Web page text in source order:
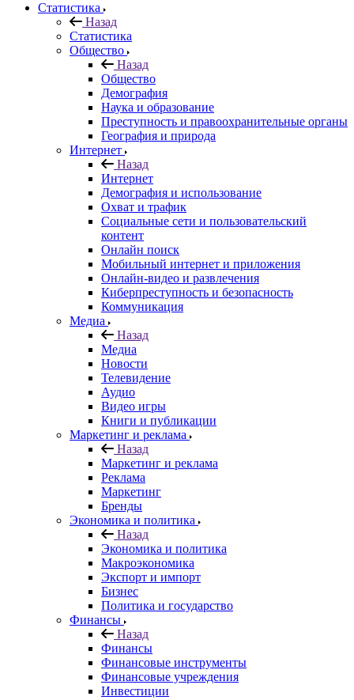
Статистика
Назад
Статистика
Общество
Назад
Общество
Демография
Наука и образование
Преступность и правоохранительные органы
География и природа
Интернет
Назад
Интернет
Демография и использование
Охват и трафик
Социальные сети и пользовательский
контент
Онлайн поиск
Мобильный интернет и приложения
Онлайн-видео и развлечения
Киберпреступность и безопасность
Коммуникация
Медиа
Назад
Медиа
Новости
Телевидение
Аудио
Видео игры
Книги и публикации
Маркетинг и реклама
Назад
Маркетинг и реклама
Реклама
Маркетинг
Бренды
Экономика и политика
Назад
Экономика и политика
Макроэкономика
Экспорт и импорт
Бизнес
Политика и государство
Финансы
Назад
Финансы
Финансовые инструменты
Финансовые учреждения
Инвестиции